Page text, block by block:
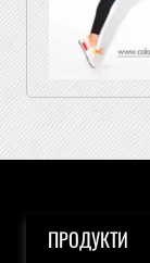
ПРОДУКТИ